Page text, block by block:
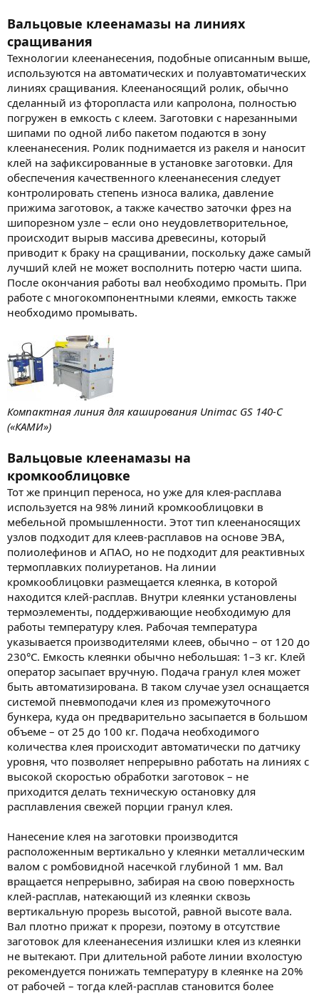
Вальцовые клеенамазы на линиях
сращивания
Технологии клеенанесения, подобные описанным выше,
используются на автоматических и полуавтоматических
линиях сращивания. Клеенаносящий ролик, обычно
сделанный из фторопласта или капролона, полностью
погружен в емкость с клеем. Заготовки с нарезанными
шипами по одной либо пакетом подаются в зону
клеенанесения. Ролик поднимается из ракеля и наносит
клей на зафиксированные в установке заготовки. Для
обеспечения качественного клеенанесения следует
контролировать степень износа валика, давление
прижима заготовок, а также качество заточки фрез на
шипорезном узле – если оно неудовлетворительное,
происходит вырыв массива древесины, который
приводит к браку на сращивании, поскольку даже самый
лучший клей не может восполнить потерю части шипа.
После окончания работы вал необходимо промыть. При
работе с многокомпонентными клеями, емкость также
необходимо промывать.
Компактная линия для каширования Unimac GS 140-C
(«КАМИ»)
Вальцовые клеенамазы на
кромкооблицовке
Тот же принцип переноса, но уже для клея-расплава
используется на 98% линий кромкооблицовки в
мебельной промышленности. Этот тип клеенаносящих
узлов подходит для клеев-расплавов на основе ЭВА,
полиолефинов и АПАО, но не подходит для реактивных
термоплавких полиуретанов. На линии
кромкооблицовки размещается клеянка, в которой
находится клей-расплав. Внутри клеянки установлены
термоэлементы, поддерживающие необходимую для
работы температуру клея. Рабочая температура
указывается производителями клеев, обычно – от 120 до
230°С. Емкость клеянки обычно небольшая: 1–3 кг. Клей
оператор засыпает вручную. Подача гранул клея может
быть автоматизирована. В таком случае узел оснащается
системой пневмоподачи клея из промежуточного
бункера, куда он предварительно засыпается в большом
объеме – от 25 до 100 кг. Подача необходимого
количества клея происходит автоматически по датчику
уровня, что позволяет непрерывно работать на линиях с
высокой скоростью обработки заготовок – не
приходится делать техническую остановку для
расплавления свежей порции гранул клея.
Нанесение клея на заготовки производится
расположенным вертикально у клеянки металлическим
валом с ромбовидной насечкой глубиной 1 мм. Вал
вращается непрерывно, забирая на свою поверхность
клей-расплав, натекающий из клеянки сквозь
вертикальную прорезь высотой, равной высоте вала.
Вал плотно прижат к прорези, поэтому в отсутствие
заготовок для клеенанесения излишки клея из клеянки
не вытекают. При длительной работе линии вхолостую
рекомендуется понижать температуру в клеянке на 20%
от рабочей – тогда клей-расплав становится более